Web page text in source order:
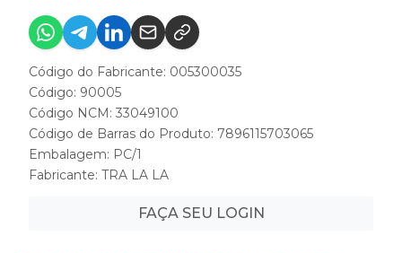
Código do Fabricante: 005300035
Código: 90005
Código NCM: 33049100
Código de Barras do Produto: 7896115703065
Embalagem: PC/1
Fabricante: TRA LA LA
FAÇA SEU LOGIN